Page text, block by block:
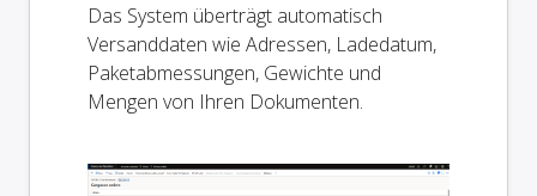
Das System überträgt automatisch
Versanddaten wie Adressen, Ladedatum,
Paketabmessungen, Gewichte und
Mengen von Ihren Dokumenten.